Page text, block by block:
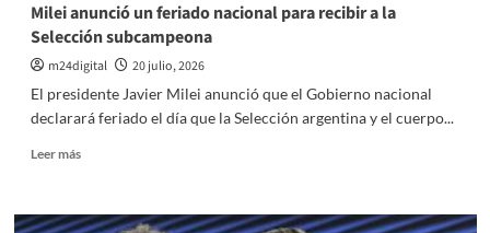
Milei anunció un feriado nacional para recibir a la
Selección subcampeona
m24digital
20 julio, 2026
El presidente Javier Milei anunció que el Gobierno nacional
declarará feriado el día que la Selección argentina y el cuerpo...
Leer másLeer
Milei